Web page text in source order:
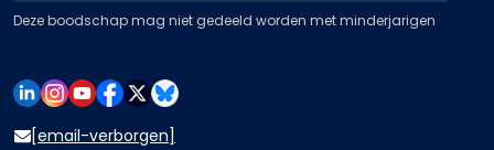
Deze boodschap mag niet gedeeld worden met minderjarigen
[email-verborgen]